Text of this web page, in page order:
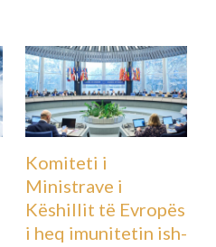
Komiteti i
Ministrave i
Këshillit të Evropës
i heq imunitetin ish-